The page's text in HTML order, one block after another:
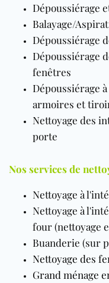
Dépoussiérage
Balayage/
Dépoussiérage
Dépoussiérage
fenêtres
Dépoussiérage
armoires et
Nettoyage des
porte
Nos services de
Nettoyage à
Nettoyage à
four (nettoyage
Buanderie (sur
Nettoyage des
Grand ménage